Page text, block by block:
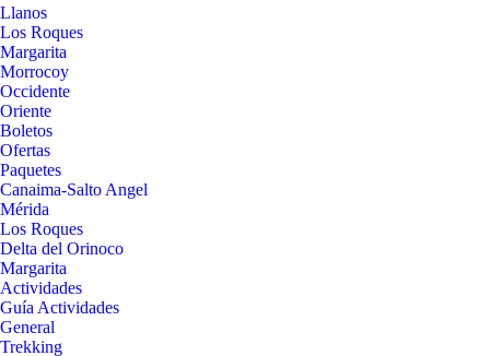
Llanos
Los Roques
Margarita
Morrocoy
Occidente
Oriente
Boletos
Ofertas
Paquetes
Canaima-Salto Angel
Mérida
Los Roques
Delta del Orinoco
Margarita
Actividades
Guía Actividades
General
Trekking